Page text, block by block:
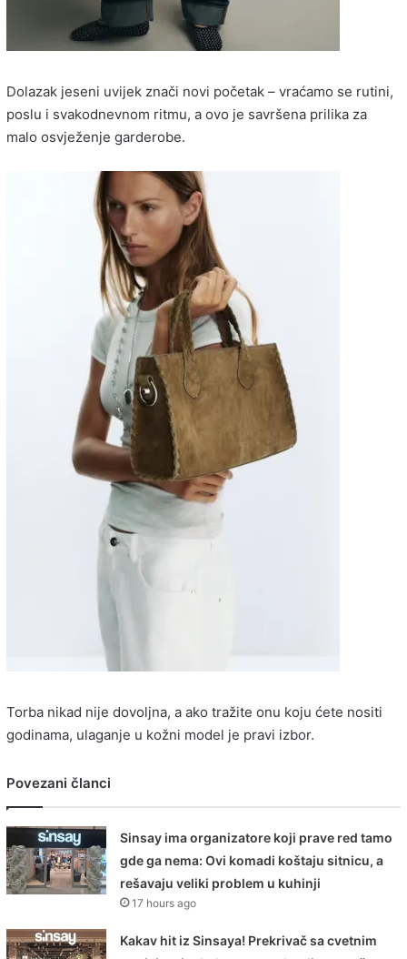
Dolazak jeseni uvijek znači novi početak – vraćamo se rutini,
poslu i svakodnevnom ritmu, a ovo je savršena prilika za
malo osvježenje garderobe.
Torba nikad nije dovoljna, a ako tražite onu koju ćete nositi
godinama, ulaganje u kožni model je pravi izbor.
Povezani članci
Sinsay ima organizatore koji prave red tamo
gde ga nema: Ovi komadi koštaju sitnicu, a
rešavaju veliki problem u kuhinji
17 hours ago
Kakav hit iz Sinsaya! Prekrivač sa cvetnim